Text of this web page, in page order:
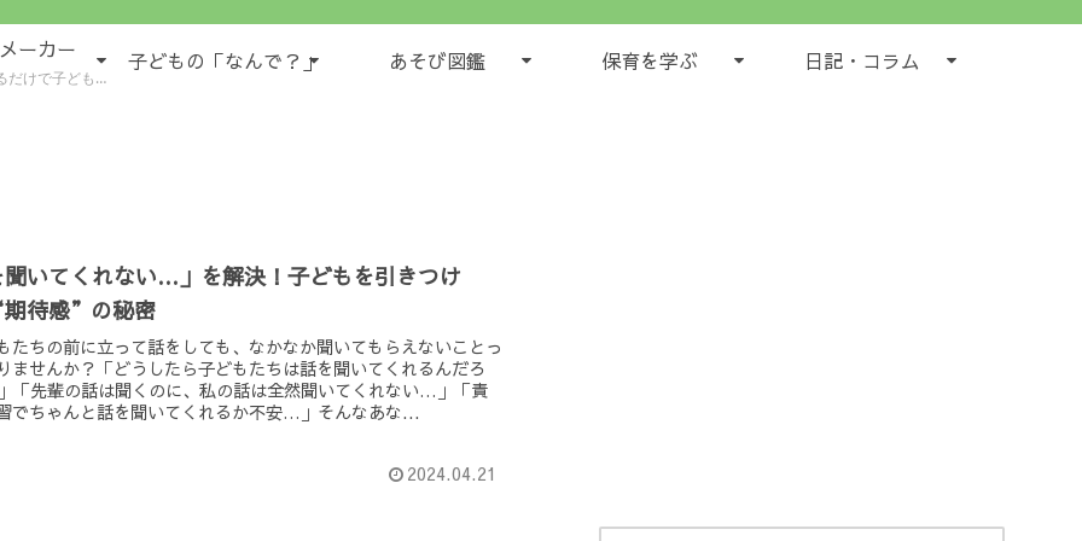
ーカー
様子が５領域で書けるツール
子どもの「なんで？」 あそび図鑑 保育を学ぶ 日記・コラム
いてくれない…」を解決！子どもを引きつけ
待感”の秘密
たちの前に立って話をしても、なかなか聞いてもらえないことっ
ませんか？「どうしたら子どもたちは話を聞いてくれるんだろ
「先輩の話は聞くのに、私の話は全然聞いてくれない…」「責
でちゃんと話を聞いてくれるか不安…」そんなあな...
2024.04.21